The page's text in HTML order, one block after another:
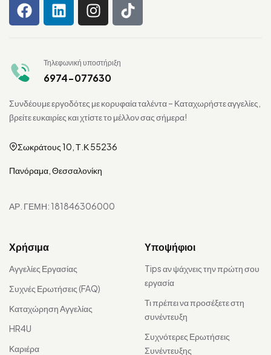
Τηλεφωνική υποστήριξη
6974-077630
Συνδέουμε εργοδότες με κορυφαία ταλέντα – Καταχωρήστε αγγελίες,
βρείτε ευκαιρίες και χτίστε το μέλλον σας σήμερα!
Σωκράτους 10, Τ.Κ 55236
Πανόραμα, Θεσσαλονίκη
ΑΡ. ΓΕΜΗ: 181846306000
Χρήσιμα
Αγγελίες Εργασίας
Συχνές Ερωτήσεις (FAQ)
Καταχώρηση Αγγελίας
HR4U
Καριέρα
Υποψήφιοι
Tips αν ψάχνεις την πρώτη σου
εργασία
Τι πρέπει να προσέξετε στη
συνέντευξη
Συχνότερες Ερωτήσεις
Συνέντευξης